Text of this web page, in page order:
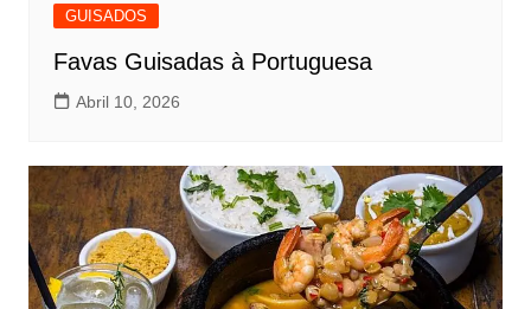
GUISADOS
Favas Guisadas à Portuguesa
Abril 10, 2026